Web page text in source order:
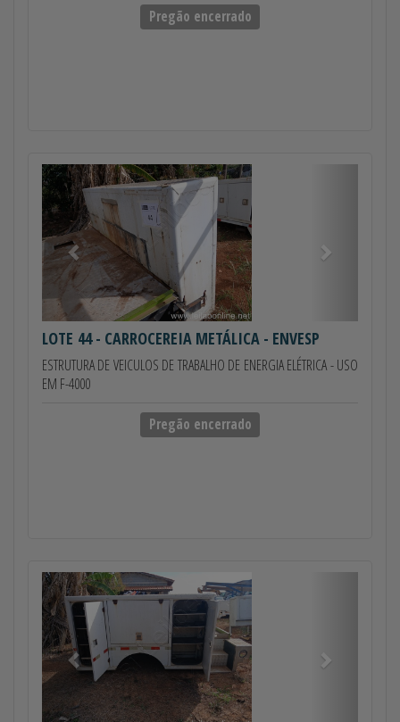
Pregão encerrado
Anterior
LOTE 44- CARROCEREIA METÁLICA - ENVESP
ESTRUTURA DE VEICULOS DE TRABALHO DE ENERGIA ELÉTRICA - USO
EM F-4000
Pregão encerrado
Anterior